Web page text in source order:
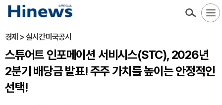
경제 > 실시간미국공시
스튜어트 인포메이션 서비시스(STC), 2026년
2분기 배당금 발표! 주주 가치를 높이는 안정적인
선택!